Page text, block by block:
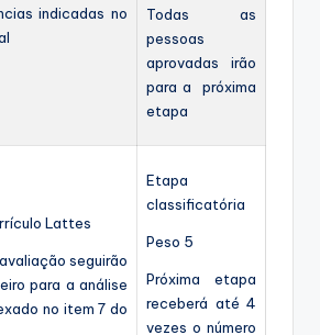
indicadas no
Todas as
pessoas
aprovadas irão
para a próxima
etapa
Lattes
seguirão
para a análise
no item 7 do
Etapa
classificatória
Peso 5
Próxima etapa
receberá até 4
vezes o número